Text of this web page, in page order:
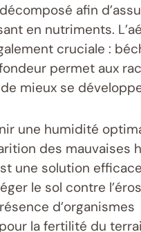
afin
en nutriments.
cruciale :
permet aux
mieux se
une humidité
des mauvaises
une solution
le sol contre
d’organismes
la fertilité du